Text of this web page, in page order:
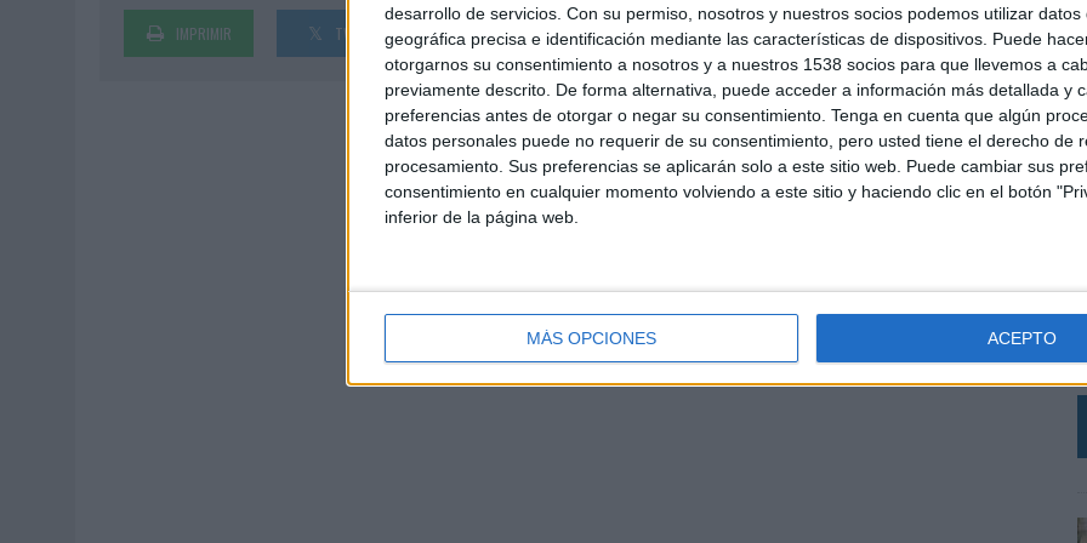
desarrollo de servicios. Con su permiso, nosotros y nuestros socios podemos utilizar datos
geográfica precisa e identificación mediante las características de dispositivos. Puede
otorgarnos su consentimiento a nosotros y a nuestros 1538 socios para que llevemos a
previamente descrito. De forma alternativa, puede acceder a información más detallada y
preferencias antes de otorgar o negar su consentimiento. Tenga en cuenta que algún
datos personales puede no requerir de su consentimiento, pero usted tiene el derecho de
procesamiento. Sus preferencias se aplicarán solo a este sitio web. Puede cambiar sus
consentimiento en cualquier momento volviendo a este sitio y haciendo clic en el botón
inferior de la página web.
MÁS OPCIONES ACEPTO
IMPRIMIR TWEET SHARE SHARE ENVIAR PIN